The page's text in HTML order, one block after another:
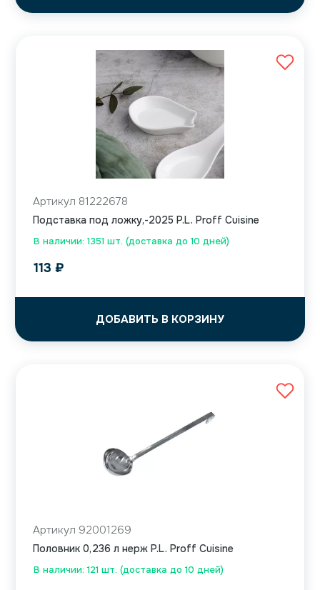
В наличии: 1351 шт. (доставка до 10 дней)
Артикул 81222678
Подставка под ложку,-2025 P.L. Proff Cuisine
113 ₽
ДОБАВИТЬ В КОРЗИНУ
В наличии: 121 шт. (доставка до 10 дней)
Артикул 92001269
Половник 0,236 л нерж P.L. Proff Cuisine